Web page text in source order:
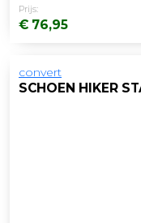
Prijs:
€ 76,95
convert